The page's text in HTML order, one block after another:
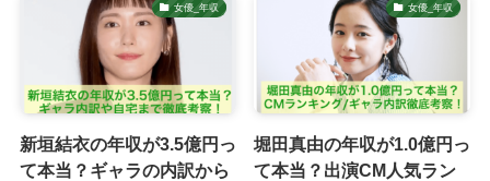
女優_年収
新垣結衣の年収が3.5億円っ
て本当？ギャラの内訳から
女優_年収
堀田真由の年収が1.0億円っ
て本当？出演CM人気ラン